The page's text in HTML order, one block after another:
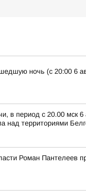
ночь (с 20:00 6
в период с 20.00 мск
над территориями
Роман Пантелеев